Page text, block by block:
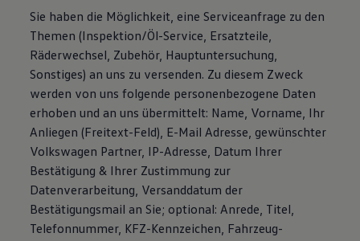
Sie haben die Möglichkeit, eine Serviceanfrage zu den
Themen (Inspektion/Öl-Service, Ersatzteile,
Räderwechsel, Zubehör, Hauptuntersuchung,
Sonstiges) an uns zu versenden. Zu diesem Zweck
werden von uns folgende personenbezogene Daten
erhoben und an uns übermittelt: Name, Vorname, Ihr
Anliegen (Freitext-Feld), E-Mail Adresse, gewünschter
Volkswagen Partner, IP-Adresse, Datum Ihrer
Bestätigung & Ihrer Zustimmung zur
Datenverarbeitung, Versanddatum der
Bestätigungsmail an Sie; optional: Anrede, Titel,
Telefonnummer, KFZ-Kennzeichen, Fahrzeug-